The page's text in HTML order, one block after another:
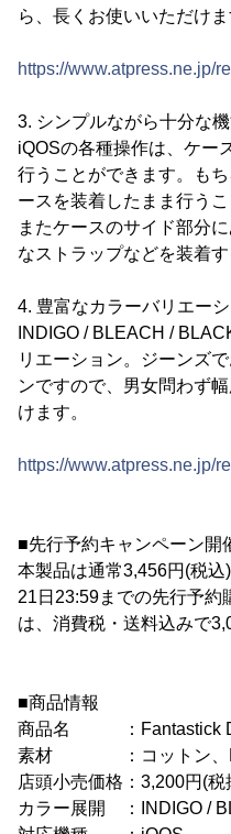
ら、長くお使いいただけま
https://www.atpress.ne.jp/
3. シンプルながら十分な
iQOSの各種操作は、ケー
行うことができます。も
ースを装着したまま行うこ
またケースのサイド部分
なストラップなどを装着す
4. 豊富なカラーバリエー
INDIGO / BLEACH /
リエーション。ジーンズ
ンですので、男女問わず
けます。
https://www.atpress.ne.jp/
■先行予約キャンペーン開
本製品は通常3,456円(税
21日23:59までの先行予約
は、消費税・送料込みで
■商品情報
商品名 ：Fantastick
素材 ：コットン、
店頭小売価格：3,200円(
カラー展開 ：INDIGO /